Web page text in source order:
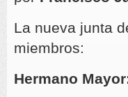
La nueva junta
miembros:
Hermano